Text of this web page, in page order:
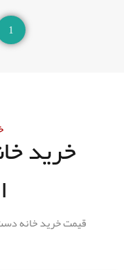
1
خرید
قیمت خرید خانه دست